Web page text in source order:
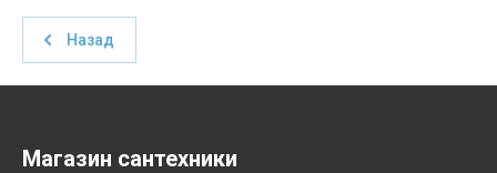
Назад
Магазин сантехники